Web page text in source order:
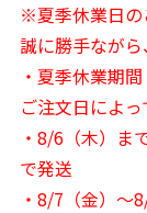
※夏季休業日
誠に勝手ながら
・夏季休業期
ご注文日によ
・8/6（木）ま
で発送
・8/7（金）～